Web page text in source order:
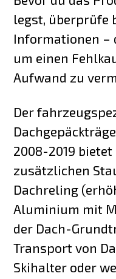
legst, überprüfe
Informationen –
um einen
Aufwand zu
Der
2008-2019
zusätzlichen
Dachreling
Aluminium mit
der Dach-
Transport von
Skihalter oder